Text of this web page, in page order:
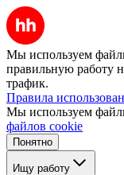
Мы используем
правильную работу
трафик.
Правила
Мы используем
файлов cookie
Понятно
Ищу работу